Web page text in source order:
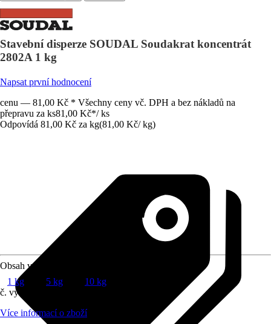
Stavební disperze SOUDAL Soudakrat koncentrát
2802A 1 kg
Napsat první hodnocení
cenu — 81,00 Kč * Všechny ceny vč. DPH a bez nákladů na
přepravu za ks81,00 Kč*/ ks
Odpovídá 81,00 Kč za kg(81,00 Kč/ kg)
Obsah v kg
1 kg
5 kg
10 kg
č. výrobku
Více informací o zboží